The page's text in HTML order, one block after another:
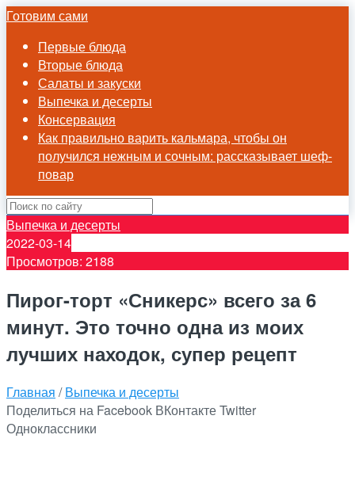
Готовим сами
Первые блюда
Вторые блюда
Салаты и закуски
Выпечка и десерты
Консервация
Как правильно варить кальмара, чтобы он
получился нежным и сочным: рассказывает шеф-
повар
Выпечка и десерты
2022-03-14
Просмотров: 2188
Пирог-торт «Сникерс» всего за 6
минут. Это точно одна из моих
лучших находок, супер рецепт
Главная /Выпечка и десерты
Поделиться на Facebook ВКонтактеTwitter
Одноклассники